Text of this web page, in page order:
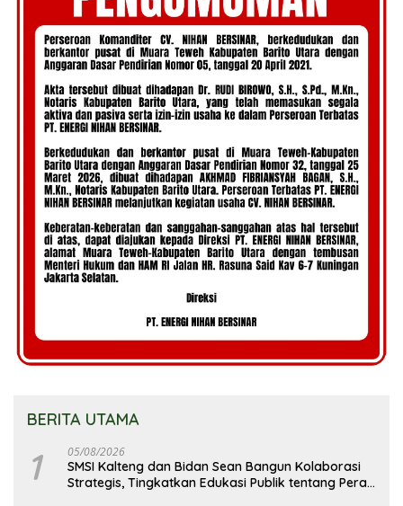
BERITA UTAMA
1 05/08/2026
SMSI Kalteng dan Bidan Sean Bangun Kolaborasi
Strategis, Tingkatkan Edukasi Publik tentang Peran